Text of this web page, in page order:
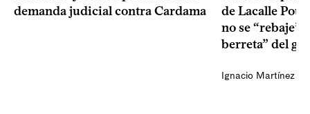
demanda judicial contra Cardama
de Lacalle Pou
no se “rebaje”
berreta” del
Ignacio Martínez